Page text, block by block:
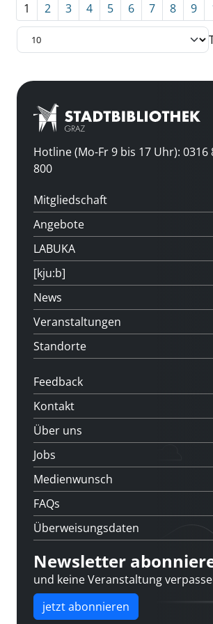
1 2 3 4 5 6 7 8 9
Hotline (Mo-Fr 9 bis 17 Uhr): 0316
800
Mitgliedschaft
Angebote
LABUKA
[kju:b]
News
Veranstaltungen
Standorte
Feedback
Kontakt
Über uns
Jobs
Medienwunsch
FAQs
Überweisungsdaten
Newsletter
und keine Veranstaltung
jetzt abonnieren